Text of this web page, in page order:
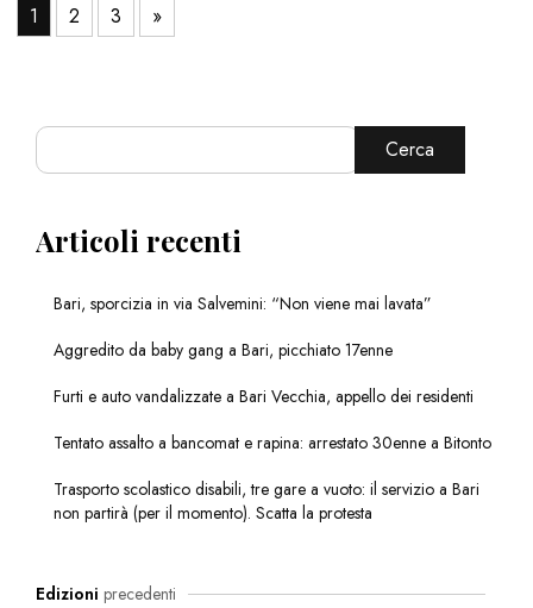
1 2 3 »
Cerca
Articoli recenti
Bari, sporcizia in via Salvemini: “Non viene mai lavata”
Aggredito da baby gang a Bari, picchiato 17enne
Furti e auto vandalizzate a Bari Vecchia, appello dei residenti
Tentato assalto a bancomat e rapina: arrestato 30enne a Bitonto
Trasporto scolastico disabili, tre gare a vuoto: il servizio a Bari
non partirà (per il momento). Scatta la protesta
Edizioni precedenti